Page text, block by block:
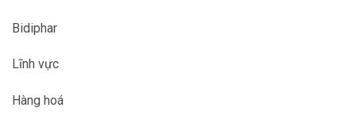
Bidiphar
Lĩnh vực
Hàng hoá